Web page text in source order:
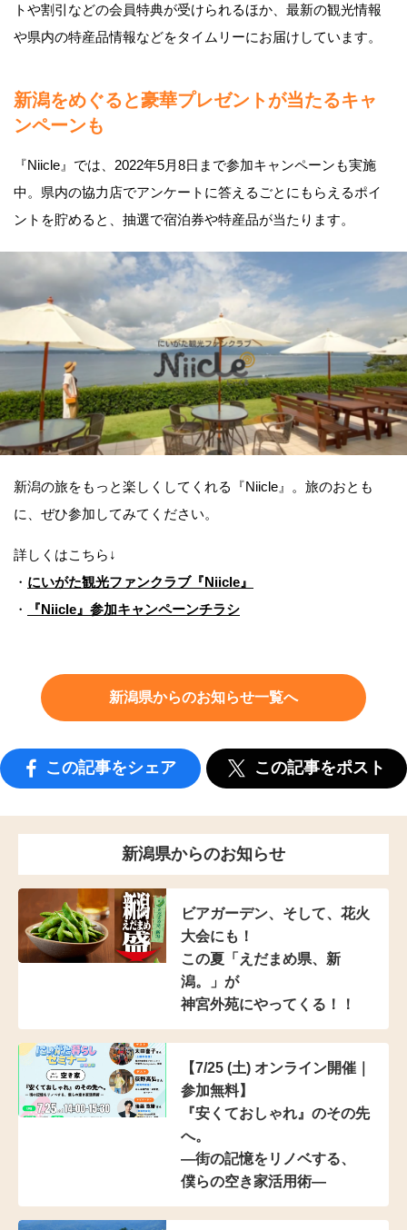
トや割引などの会員特典が受けられるほか、最新の観光情報
や県内の特産品情報などをタイムリーにお届けしています。
新潟をめぐると豪華プレゼントが当たるキャ
ンペーンも
『Niicle』では、2022年5月8日まで参加キャンペーンも実施
中。県内の協力店でアンケートに答えるごとにもらえるポイ
ントを貯めると、抽選で宿泊券や特産品が当たります。
新潟の旅をもっと楽しくしてくれる『Niicle』。旅のおとも
に、ぜひ参加してみてください。
詳しくはこちら↓
・ にいがた観光ファンクラブ『Niicle』
・
『Niicle』参加キャンペーンチラシ
新潟県からのお知らせ一覧へ
この記事をシェア この記事をポスト
新潟県からのお知らせ
ビアガーデン、そして、花火
大会にも！
この夏「えだまめ県、新
潟。」が
神宮外苑にやってくる！！
【7/25 (土) オンライン開催｜
参加無料】
『安くておしゃれ』のその先
へ。
―街の記憶をリノベする、
僕らの空き家活用術―